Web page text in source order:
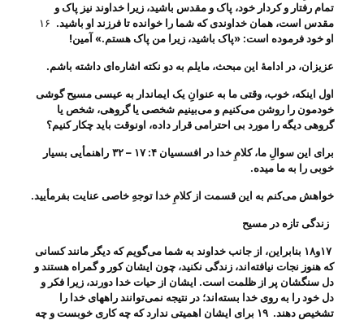
تمام رفتار و کردار خود، پاک و مقدس باشید، زیرا خداوند نیز پاک و
مقدس است، همان خداوندی که شما را خوانده تا فرزند او باشید.
او خود فرموده است: «پاک باشید، زیرا من پاک هستم.»آمین!
عزیزان، در ادامهٔ این مبحث، مایلم به دو نکته اشاره‌ای داشته باشم.
اول اینکه، خوب، وقتی ما به عنوانِ یک ایماندار به عیسی مسیح گوشی
خودمون را روشن می‌‌کنیم و می‌‌بینیم شخصی یا گروهی، شخص یا
گروهی دیگه را مورد بی‌ احترامی قرار داده، اونوقت باید چکار کنیم؟
برای این سوالِ ما، کلامِ خدا در افسسیان ۴: ۱۷ – ۳۲
راهنمأیی بسیار
خوبی را به ما میده.
خواهش می‌‌کنم به این قسمت از کلامِ خدا توجهِ خاصی عنایت بفرمأیید.
زندگی تازه در مسیح
۱۷و۱۸ بنابراین، از جانب خداوند به شما می‌گویم که دیگر مانند کسانی
که هنوز نجات نیافته‌اند، زندگی نکنید، چون ایشان کور و گمراه هستند و
دل سنگشان پر از ظلمت است. ایشان از حیات خدا دورند، زیرا فکر و
دل خود را به روی خدا بسته‌اند؛ در نتیجه نمی‌توانند راههای خدا را
تشخیص دهند. ۱۹ برای ایشان اهمیتی ندارد که چه کاری خوبست و چه